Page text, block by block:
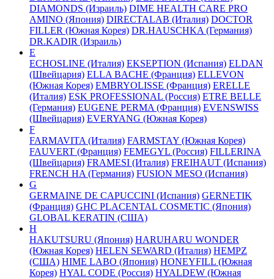
DIAMONDS (Израиль) DIME HEALTH CARE PRO
AMINO (Япония) DIRECTALAB (Италия) DOCTOR
FILLER (Южная Корея) DR.HAUSCHKA (Германия)
DR.KADIR (Израиль)
E
ECHOSLINE (Италия) EKSEPTION (Испания) ELDAN
(Швейцария) ELLA BACHE (Франция) ELLEVON
(Южная Корея) EMBRYOLISSE (Франция) ERELLE
(Италия) ESK PROFESSIONAL (Россия) ETRE BELLE
(Германия) EUGENE PERMA (Франция) EVENSWISS
(Швейцария) EVERYANG (Южная Корея)
F
FARMAVITA (Италия) FARMSTAY (Южная Корея)
FAUVERT (Франция) FEMEGYL (Россия) FILLERINA
(Швейцария) FRAMESI (Италия) FREIHAUT (Испания)
FRENCH HA (Германия) FUSION MESO (Испания)
G
GERMAINE DE CAPUCCINI (Испания) GERNETIK
(Франция) GHC PLACENTAL COSMETIC (Япония)
GLOBAL KERATIN (США)
H
HAKUTSURU (Япония) HARUHARU WONDER
(Южная Корея) HELEN SEWARD (Италия) HEMPZ
(США) HIME LABO (Япония) HONEYFILL (Южная
Корея) HYAL CODE (Россия) HYALDEW (Южная